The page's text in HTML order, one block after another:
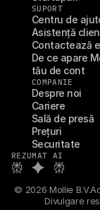
SUPORT
Centru de
Asistență
Contactează
De ce apare
tău de cont
COMPANIE
Despre noi
Cariere
Sală de presă
Prețuri
Securitate
REZUMAT AI
© 2026 Mollie B.V.
Divulgare